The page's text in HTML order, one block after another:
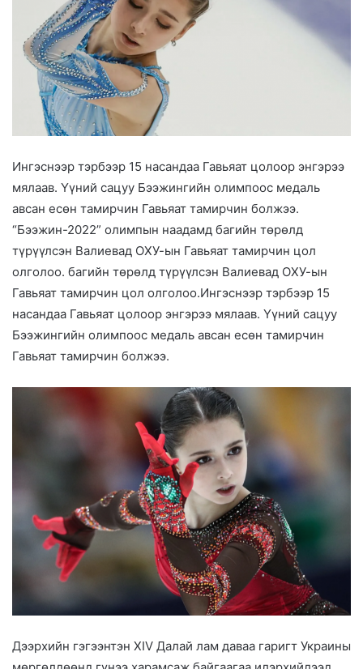
Ингэснээр тэрбээр 15 насандаа Гавьяат цолоор энгэрээ
мялаав. Үүний сацуу Бээжингийн олимпоос медаль
авсан есөн тамирчин Гавьяат тамирчин болжээ.
“Бээжин-2022” олимпын наадамд багийн төрөлд
түрүүлсэн Валиевад ОХУ-ын Гавьяат тамирчин цол
олголоо. багийн төрөлд түрүүлсэн Валиевад ОХУ-ын
Гавьяат тамирчин цол олголоо.Ингэснээр тэрбээр 15
насандаа Гавьяат цолоор энгэрээ мялаав. Үүний сацуу
Бээжингийн олимпоос медаль авсан есөн тамирчин
Гавьяат тамирчин болжээ.
Дээрхийн гэгээнтэн XIV Далай лам даваа гаригт Украины